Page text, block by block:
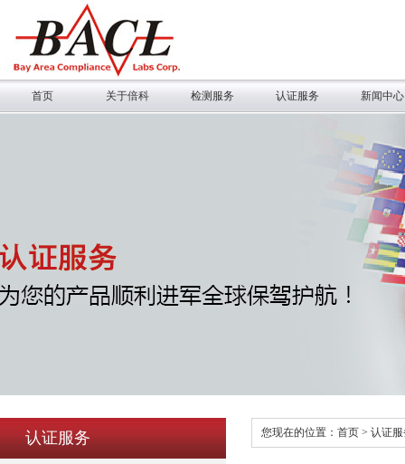
首页 关于倍科 检测服务 认证服务 新闻中心
认证服务 您现在的位置： 首页 > 认证